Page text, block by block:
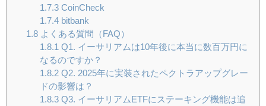
1.7.3CoinCheck
1.7.4bitbank
1.8よくある質問（FAQ）
1.8.1 Q1. イーサリアムは10年後に本当に数百万円に
なるのですか？
1.8.2Q2. 2025年に実装されたペクトラアップグレー
ドの影響は？
1.8.3Q3. イーサリアムETFにステーキング機能は追